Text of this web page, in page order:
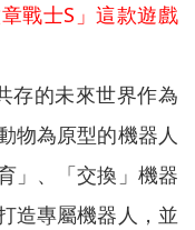
戰士S」這款遊戲
存的未來世界作為
物為原型的機器人
」、「交換」機器
造專屬機器人，並